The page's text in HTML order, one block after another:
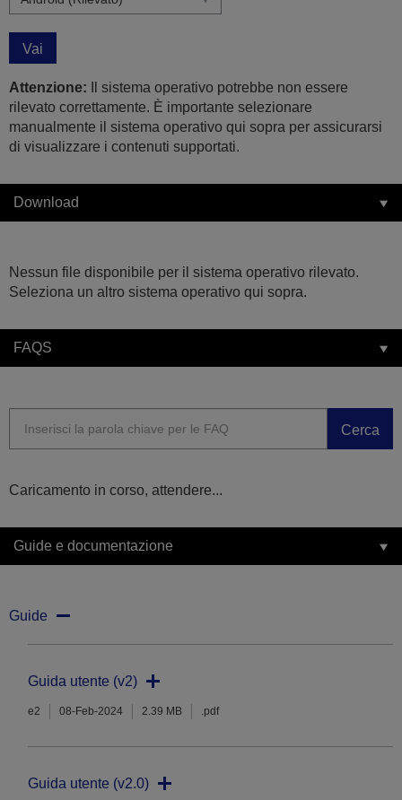
Vai
Attenzione: Il sistema operativo potrebbe non essere
rilevato correttamente. È importante selezionare
manualmente il sistema operativo qui sopra per assicurarsi
di visualizzare i contenuti supportati.
Download
Nessun file disponibile per il sistema operativo rilevato.
Seleziona un altro sistema operativo qui sopra.
FAQS
Cerca
Caricamento in corso, attendere...
Guide e documentazione
Guide
Guida utente (v2)
e2 08-Feb-2024 2.39 MB .pdf
Guida utente (v2.0)